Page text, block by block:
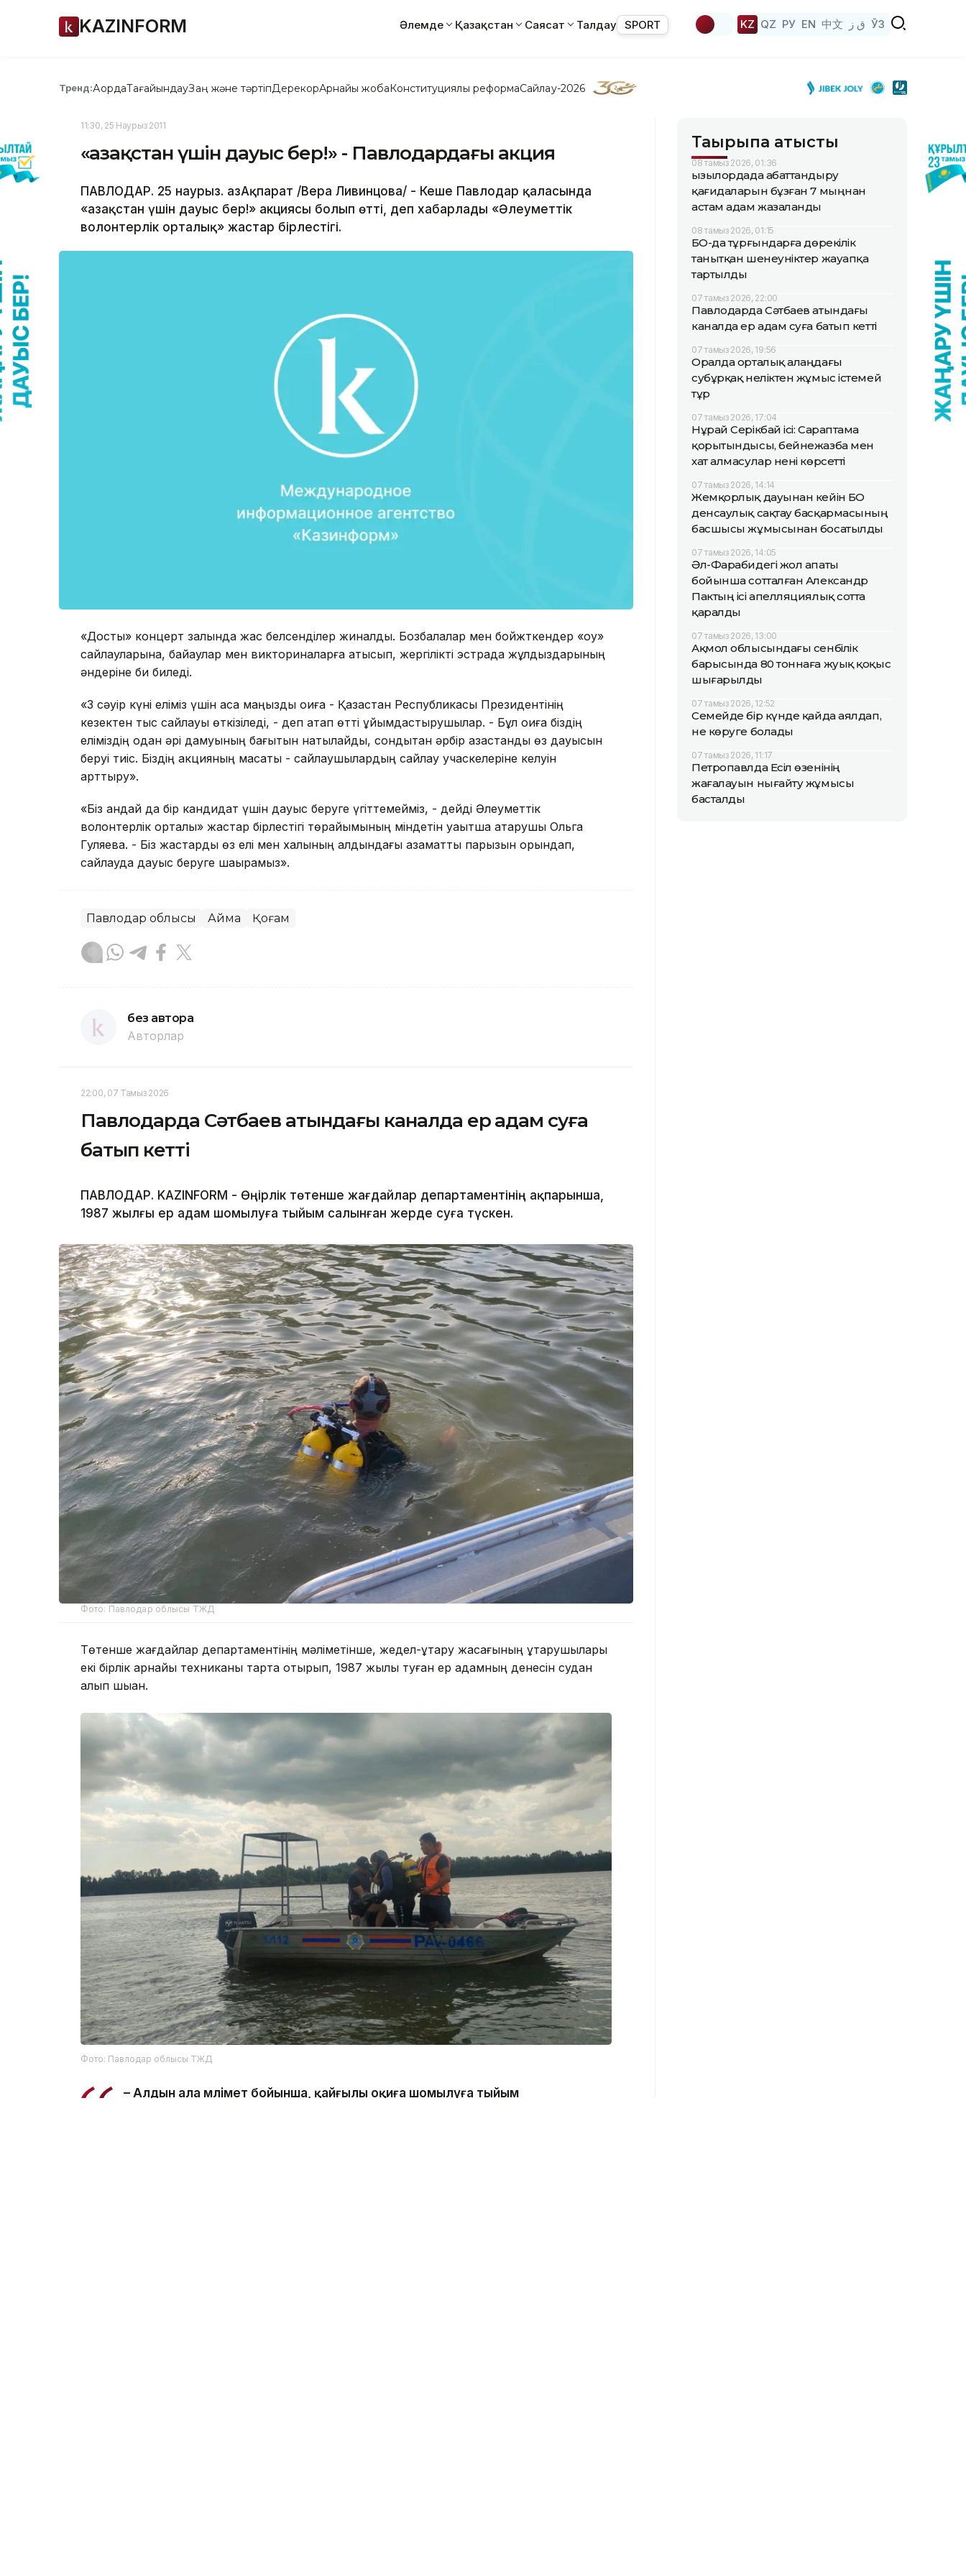
KAZINFORM Әлемде Қазақстан Саясат Талдау SPORT KZ QZ РУ EN 中文 ق ز ЎЗ
Тренд:АқордаТағайындауЗаң және тәртіпДерекқорАрнайы жобаКонституциялық реформаСайлау-2026
11:30, 25 Наурыз 2011
«Қазақстан үшін дауыс бер!» - Павлодардағы акция
ПАВЛОДАР. 25 наурыз. ҚазАқпарат /Вера Ливинцова/ - Кеше Павлодар қаласында
«Қазақстан үшін дауыс бер!» акциясы болып өтті, деп хабарлады «Әлеуметтік
волонтерлік орталық» жастар бірлестігі.
«Достық» концерт залында жас белсенділер жиналды. Бозбалалар мен бойжткендер «оқу»
сайлауларына, байқаулар мен викториналарға қатысып, жергілікті эстрада жұлдыздарының
әндеріне би биледі.
«3 сәуір күні еліміз үшін аса маңызды оқиға - Қазақстан Республикасы Президентінің
кезектен тыс сайлауы өткізіледі, - деп атап өтті ұйымдастырушылар. - Бұл оқиға біздің
еліміздің одан әрі дамуының бағытын нақтылайды, сондықтан әрбір қазақстандық өз дауысын
беруі тиіс. Біздің акцияның мақсаты - сайлаушылардың сайлау учаскелеріне келуін
арттыру».
«Біз қандай да бір кандидат үшін дауыс беруге үгіттемейміз, - дейді Әлеуметтік
волонтерлік орталық» жастар бірлестігі төрайымының міндетін уақытша атқарушы Ольга
Гуляева. - Біз жастарды өз елі мен халқының алдындағы азаматтық парызын орындап,
сайлауда дауыс беруге шақырамыз».
Павлодар облысы Аймақ Қоғам
без автора
Авторлар
22:00, 07 Тамыз 2026
Павлодарда Сәтбаев атындағы каналда ер адам суға
батып кетті
ПАВЛОДАР. KAZINFORM - Өңірлік төтенше жағдайлар департаментінің ақпарынша,
1987 жылғы ер адам шомылуға тыйым салынған жерде суға түскен.
Фото: Павлодар облысы ТЖД
Төтенше жағдайлар департаментінің мәліметінше, жедел-құтқару жасағының құтқарушылары
екі бірлік арнайы техниканы тарта отырып, 1987 жылы туған ер адамның денесін судан
алып шыққан.
Фото: Павлодар облысы ТЖД
– Алдын ала мәлімет бойынша, қайғылы оқиға шомылуға тыйым
Тақырыпқа қатысты
08 тамыз 2026, 01:36
Қызылордада абаттандыру
қағидаларын бұзған 7 мыңнан
астам адам жазаланды
08 тамыз 2026, 01:15
БҚО-да тұрғындарға дөрекілік
танытқан шенеуніктер жауапқа
тартылды
07 тамыз 2026, 22:00
Павлодарда Сәтбаев атындағы
каналда ер адам суға батып кетті
07 тамыз 2026, 19:56
Оралда орталық алаңдағы
субұрқақ неліктен жұмыс істемей
тұр
07 тамыз 2026, 17:04
Нұрай Серікбай ісі: Сараптама
қорытындысы, бейнежазба мен
хат алмасулар нені көрсетті
07 тамыз 2026, 14:14
Жемқорлық дауынан кейін БҚО
денсаулық сақтау басқармасының
басшысы жұмысынан босатылды
07 тамыз 2026, 14:05
Әл-Фарабидегі жол апаты
бойынша сотталған Александр
Пактың ісі апелляциялық сотта
қаралды
07 тамыз 2026, 13:00
Ақмол облысындағы сенбілік
барысында 80 тоннаға жуық қоқыс
шығарылды
07 тамыз 2026, 12:52
Семейде бір күнде қайда аялдап,
не көруге болады
07 тамыз 2026, 11:17
Петропавлда Есіл өзенінің
жағалауын нығайту жұмысы
басталды